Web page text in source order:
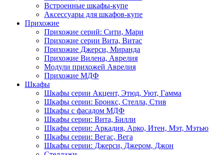
Встроенные шкафы-купе
Аксессуары для шкафов-купе
Прихожие
Прихожие серий: Сити, Мари
Прихожие серии Вита, Витас
Прихожие Джерси, Миранда
Прихожие Вилена, Аврелия
Модули прихожей Аврелия
Прихожие МДФ
Шкафы
Шкафы серии Акцент, Этюд, Уют, Гамма
Шкафы серии: Бронкс, Стелла, Стив
Шкафы с фасадом МДФ
Шкафы серии: Вита, Билли
Шкафы серии: Аркадия, Арко, Итен, Мэт, Мэтью
Шкафы серии: Вегас, Вега
Шкафы серии: Джерси, Джером, Джон